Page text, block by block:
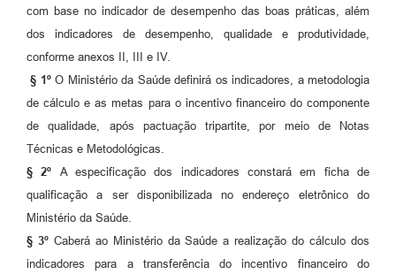
com base no indicador de desempenho das boas práticas, além
dos indicadores de desempenho, qualidade e produtividade,
conforme anexos II, III e IV.
§ 1ºO Ministério da Saúde definirá os indicadores, a metodologia
de cálculo e as metas para o incentivo financeiro do componente
de qualidade, após pactuação tripartite, por meio de Notas
Técnicas e Metodológicas.
§ 2º A especificação dos indicadores constará em ficha de
qualificação a ser disponibilizada no endereço eletrônico do
Ministério da Saúde.
§ 3º Caberá ao Ministério da Saúde a realização do cálculo dos
indicadores para a transferência do incentivo financeiro do